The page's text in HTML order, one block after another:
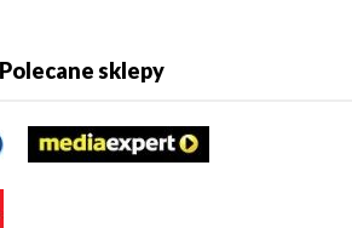
Polecane sklepy